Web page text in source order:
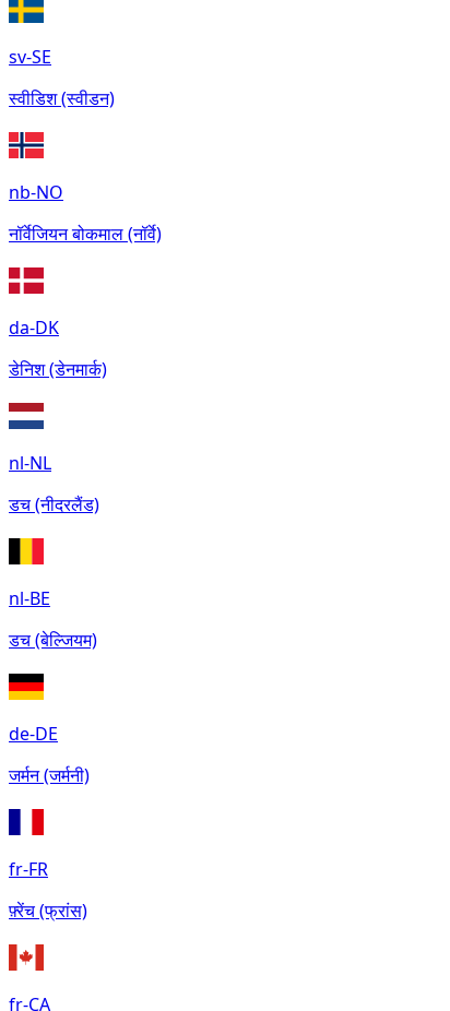
sv-SE
स्वीडिश (स्वीडन)
nb-NO
नॉर्वेजियन बोकमाल (नॉर्वे)
da-DK
डेनिश (डेनमार्क)
nl-NL
डच (नीदरलैंड)
nl-BE
डच (बेल्जियम)
de-DE
जर्मन (जर्मनी)
fr-FR
फ़्रेंच (फ्रांस)
fr-CA